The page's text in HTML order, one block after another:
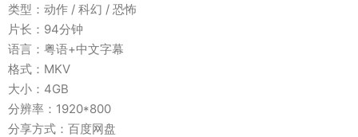
类型：动作 / 科幻 / 恐怖
片长：94分钟
语言：粤语+中文字幕
格式：MKV
大小：4GB
分辨率：1920*800
分享方式：百度网盘